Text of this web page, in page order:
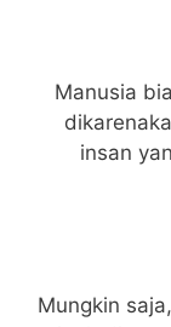
Manusia
insan
Mungkin